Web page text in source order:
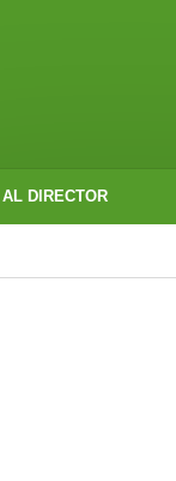
DIRECTOR